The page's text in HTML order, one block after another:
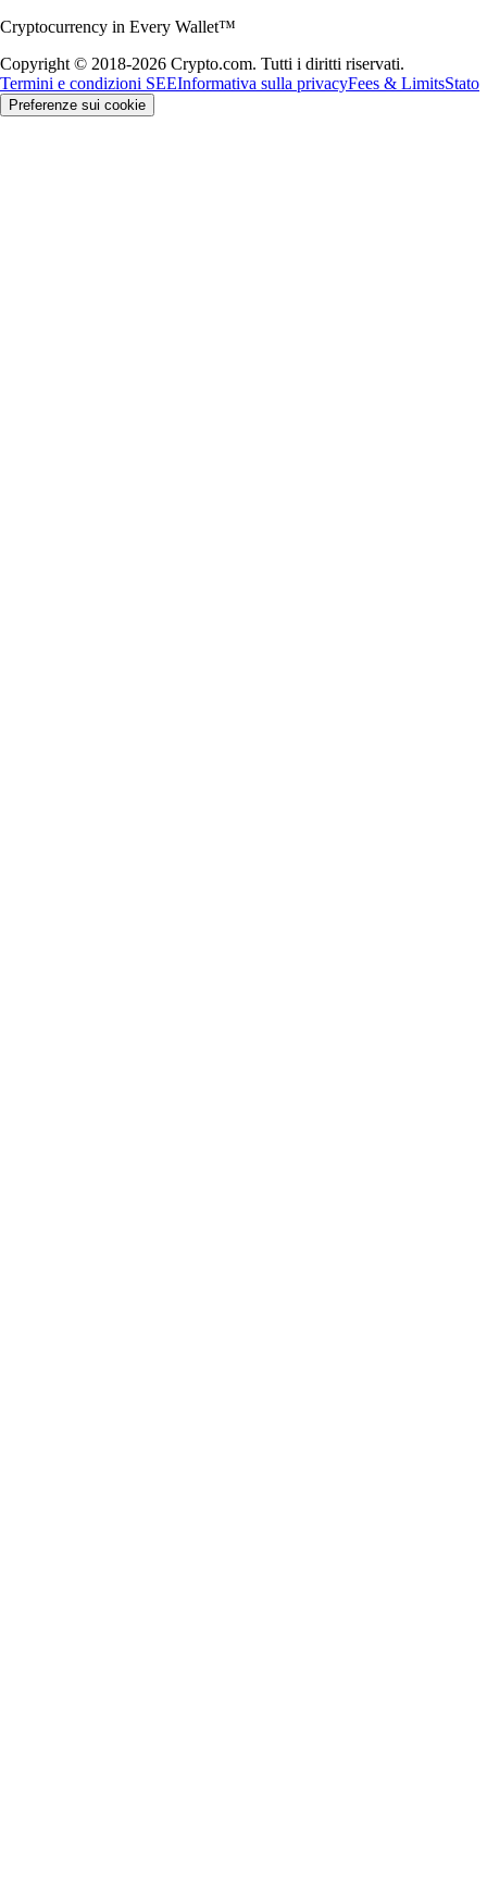
Cryptocurrency in Every Wallet™
Copyright © 2018-2026 Crypto.com. Tutti i diritti riservati.
Termini e condizioni SEEInformativa sulla privacyFees & LimitsStato
Preferenze sui cookie